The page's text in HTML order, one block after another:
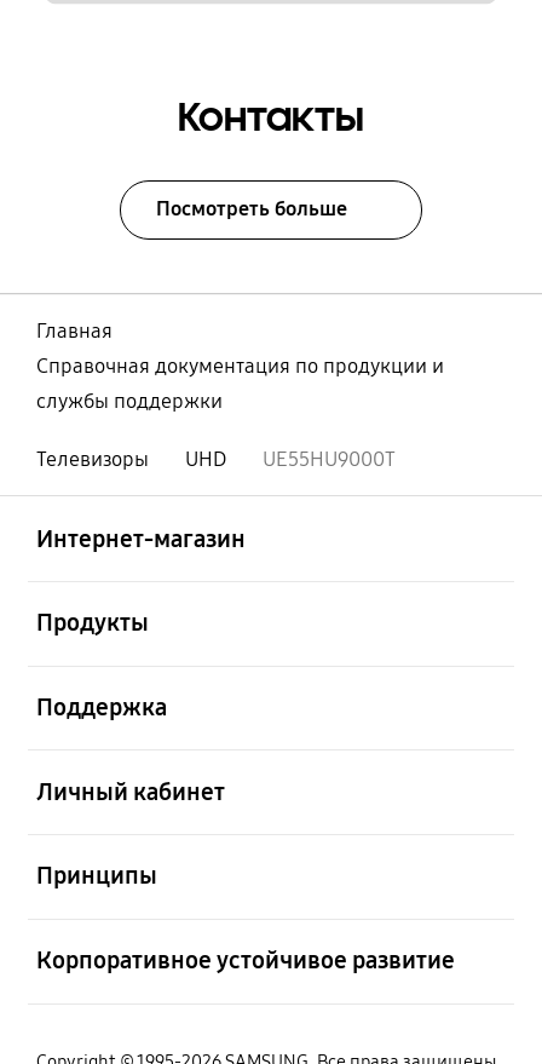
Контакты
Посмотреть больше
Главная
Справочная документация по продукции и
службы поддержки
Телевизоры UHD UE55HU9000T
Интернет-магазин
Продукты
Поддержка
Личный кабинет
Принципы
Корпоративное устойчивое развитие